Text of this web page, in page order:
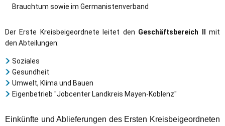
Brauchtum sowie im Germanistenverband
Der Erste Kreisbeigeordnete leitet den Geschäftsbereich II
mit
den Abteilungen:
Soziales
Gesundheit
Umwelt, Klima und Bauen
Eigenbetrieb "Jobcenter Landkreis Mayen-Koblenz"
Einkünfte und Ablieferungen des Ersten Kreisbeigeordneten